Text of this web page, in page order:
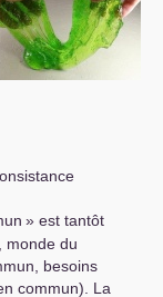
» est tantôt
monde du
besoins
commun). La